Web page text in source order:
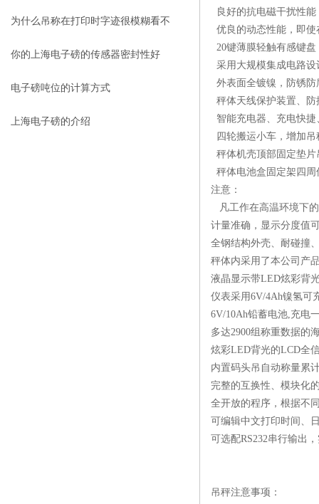
几点
为什么吊称在打印时字迹很模糊看不
清？是什么原因？
你的上海电子磅的传感器密封性好
吗？
电子磅吨位的计算方式
上海电子磅的介绍
良好的抗电磁干扰性
优良的动态性能，即
20键薄膜轻触有感键
采用大规模集成电路
外表面全镀镍，防锈防
秤体天线保护装置、防
智能充电器、充电快
四轮搬运小车，增加吊
秤体机壳顶部固定垫
秤体电池盒固定架四
注意：
凡工作在高温环境下
计量准确，显示分度值
全钢结构外壳、耐碰撞
秤体内采用了本公司产
液晶显示带LED炫彩背
仪表采用6V/4Ah镍氢可
6V/10Ah铅蓄电池,充电
多达2900组称重数据的
炫彩LED背光的LCD全
内置码头吊自动称量累
完整的互换性、模块化
全开放的程序，根据不
可编辑中文打印时间、
可选配RS232串行输出
吊秤注意事项：